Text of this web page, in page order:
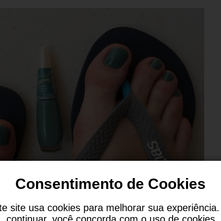
Consentimento de Cookies
site usa cookies para melhorar sua experiência.
continuar, você concorda com o uso de cookies